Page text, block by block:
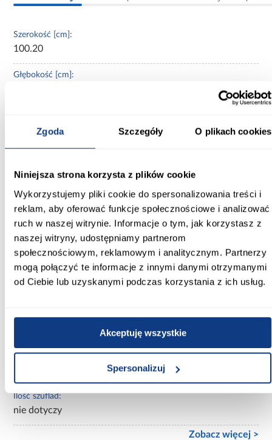
Zgoda Szczegóły O plikach cookies
Niniejsza strona korzysta z plików cookie
Wykorzystujemy pliki cookie do spersonalizowania treści i
reklam, aby oferować funkcje społecznościowe i analizować
ruch w naszej witrynie. Informacje o tym, jak korzystasz z
naszej witryny, udostępniamy partnerom
społecznościowym, reklamowym i analitycznym. Partnerzy
mogą połączyć te informacje z innymi danymi otrzymanymi
od Ciebie lub uzyskanymi podczas korzystania z ich usług.
Akceptuję wszystkie
Spersonalizuj
Szerokość [cm]:
100.20
Głębokość [cm]:
93.50
czarny grafit
Kolor korpusu:
czarny grafit
Wybarwienie:
czarne
Kolekcja:
Rodzaj asortymentu:
Ilość drzwi:
Ilość szuflad:
nie dotyczy
Zobacz więcej >